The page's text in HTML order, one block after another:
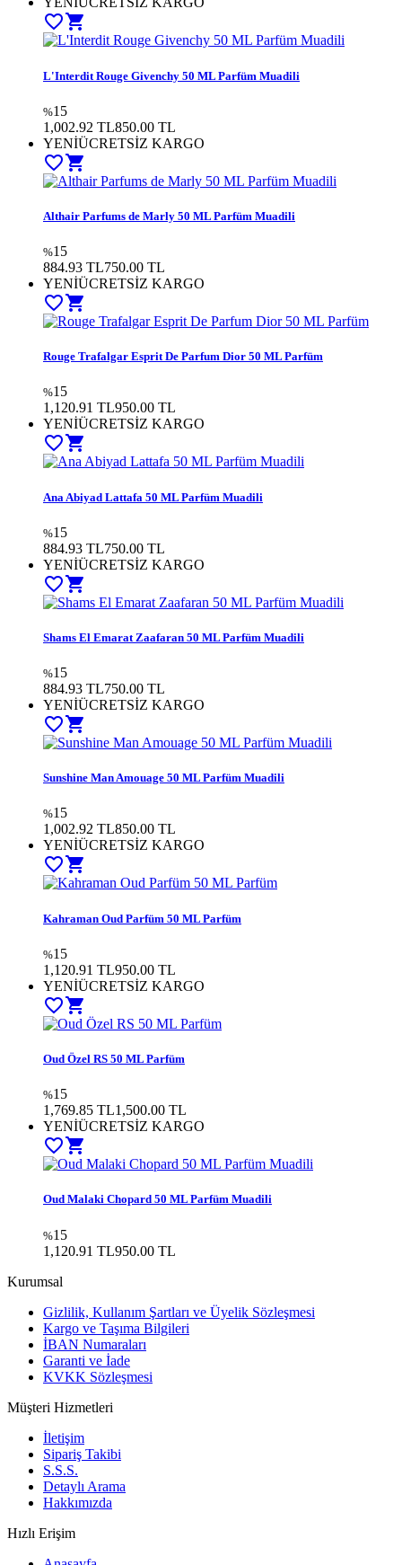
favorite_border shopping_cart
L'Interdit Rouge Givenchy 50 ML Parfüm Muadili
%15
1,002.92 TL850.00 TL
YENİÜCRETSİZ KARGO
favorite_bordershopping_cart
Althair Parfums de Marly 50 ML Parfüm Muadili
%15
884.93 TL750.00 TL
YENİÜCRETSİZ KARGO
favorite_bordershopping_cart
Rouge Trafalgar Esprit De Parfum Dior 50 ML Parfüm
%15
1,120.91 TL950.00 TL
YENİÜCRETSİZ KARGO
favorite_border shopping_cart
Ana Abiyad Lattafa 50 ML Parfüm Muadili
%15
884.93 TL750.00 TL
YENİÜCRETSİZ KARGO
favorite_bordershopping_cart
Shams El Emarat Zaafaran 50 ML Parfüm Muadili
%15
884.93 TL750.00 TL
YENİÜCRETSİZ KARGO
favorite_bordershopping_cart
Sunshine Man Amouage 50 ML Parfüm Muadili
%15
1,002.92 TL850.00 TL
YENİÜCRETSİZ KARGO
favorite_border shopping_cart
Kahraman Oud Parfüm 50 ML Parfüm
%15
1,120.91 TL950.00 TL
YENİÜCRETSİZ KARGO
favorite_bordershopping_cart
Oud Özel RS 50 ML Parfüm
%15
1,769.85 TL1,500.00 TL
YENİÜCRETSİZ KARGO
favorite_bordershopping_cart
Oud Malaki Chopard 50 ML Parfüm Muadili
%15
1,120.91 TL950.00 TL
Kurumsal
Gizlilik, Kullanım Şartları ve Üyelik Sözleşmesi
Kargo ve Taşıma Bilgileri
İBAN Numaraları
Garanti ve İade
KVKK Sözleşmesi
Müşteri Hizmetleri
İletişim
Sipariş Takibi
S.S.S.
Detaylı Arama
Hakkımızda
Hızlı Erişim